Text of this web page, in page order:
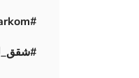
#akarkom #الجنسية_التركية #عقارات_للبيع